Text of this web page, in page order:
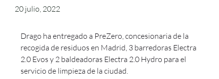
20 julio, 2022
Drago ha entregado a PreZero, concesionaria de la
recogida de residuos en Madrid, 3 barredoras Electra
2.0 Evos y 2 baldeadoras Electra 2.0 Hydro para el
servicio de limpieza de la ciudad.